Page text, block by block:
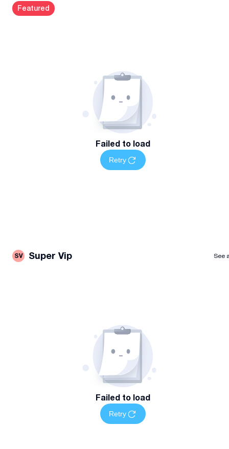
Featured
Failed to load
Retry
SV Super Vip See
Failed to load
Retry